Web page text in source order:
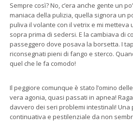
Sempre così? No, c’era anche gente un
maniaca della pulizia, quella signora un
puliva il volante con il vetrix e mi metteva
sopra prima di sedersi. E la cambiava di
passeggero dove posava la borsetta. I
riconsegnati pieni di fango e sterco.
quel che le fa comodo!
Il peggiore comunque è stato l’omino
vera agonia, quasi passati in apnea!
davvero dei seri problemi intestinali! Una
continuativa e pestilenziale da non